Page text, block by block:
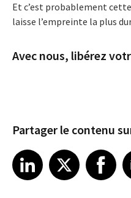
Et c’est probablement
laisse l’empreinte la plus
Avec nous, libérez
Partager le contenu
Share article on LinkedIn
LinkedIn
Share article on XShare article on